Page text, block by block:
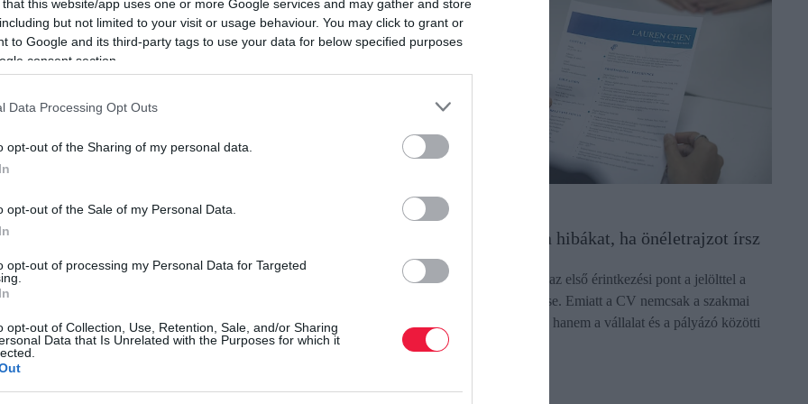
that this website/app uses one or more Google services and may gather and store
but not limited to your visit or usage behaviour. You may click to grant or
to Google and its third-party tags to use your data for below specified purposes
consent section.
Data Processing Opt Outs
opt-out of the Sharing of my personal data.
opt-out of the Sale of my Personal Data.
opt-out of processing my Personal Data for Targeted
opt-out of Collection, Use, Retention, Sale, and/or Sharing
Data that Is Unrelated with the Purposes for which it
repülőtőrre, a franciaországi Korzika szigetére, a
rájött, hogy „senkinek a bőröndje” nem kerül a
kapta, hogy bőröndök egyáltalán nem voltak a gép
az övé azonban nem. Azt mondja, körülbelül 200
az egész
azt kérték az utasoktól, hogy tegyék le sorban a
ÁLLÁS
Ne kövesd el ezeket a hibákat, ha önéletrajzot írsz
A kiválasztási folyamatban az első érintkezési pont a jelölttel a
pályázati anyag megismerése. Emiatt a CV nemcsak a szakmai
alkalmasságot mutatja meg, hanem a vállalat és a pályázó közötti
minőségi…